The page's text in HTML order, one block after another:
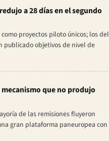
a 28 días en el segundo
proyectos piloto únicos; los del
publicado objetivos de nivel de
que no produjo
de las remisiones fluyeron
gran plataforma paneuropea con